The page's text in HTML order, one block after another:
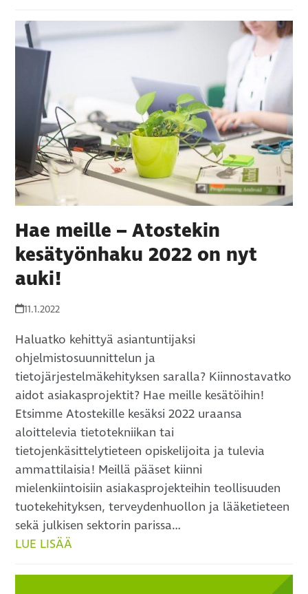
Hae meille – Atostekin
kesätyönhaku 2022 on nyt
auki!
11.1.2022
Haluatko kehittyä asiantuntijaksi
ohjelmistosuunnittelun ja
tietojärjestelmäkehityksen saralla? Kiinnostavatko
aidot asiakasprojektit? Hae meille kesätöihin!
Etsimme Atostekille kesäksi 2022 uraansa
aloittelevia tietotekniikan tai
tietojenkäsittelytieteen opiskelijoita ja tulevia
ammattilaisia! Meillä pääset kiinni
mielenkiintoisiin asiakasprojekteihin teollisuuden
tuotekehityksen, terveydenhuollon ja lääketieteen
sekä julkisen sektorin parissa…
LUE LISÄÄ